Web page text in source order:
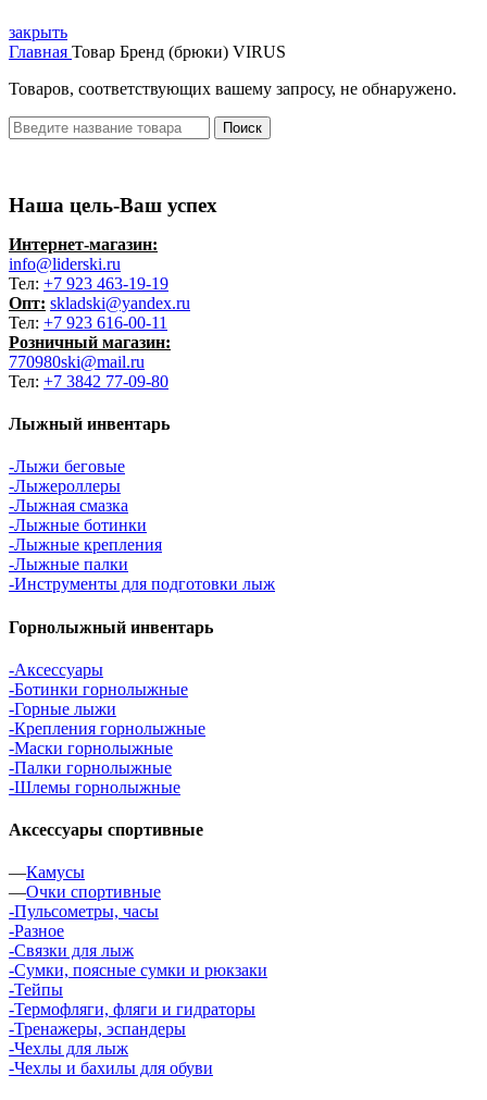
закрыть
Главная Товар Бренд (брюки) VIRUS
Товаров, соответствующих вашему запросу, не обнаружено.
Поиск
Наша цель-Ваш успех
Интернет-магазин:
info@liderski.ru
Тел: +7 923 463-19-19
Опт: skladski@yandex.ru
Тел: +7 923 616-00-11
Розничный магазин:
770980ski@mail.ru
Тел: +7 3842 77-09-80
Лыжный инвентарь
-Лыжи беговые
-Лыжероллеры
-Лыжная смазка
-Лыжные ботинки
-Лыжные крепления
-Лыжные палки
-Инструменты для подготовки лыж
Горнолыжный инвентарь
-Аксессуары
-Ботинки горнолыжные
-Горные лыжи
-Крепления горнолыжные
-Маски горнолыжные
-Палки горнолыжные
-Шлемы горнолыжные
Аксессуары спортивные
—Камусы
—Очки спортивные
-Пульсометры, часы
-Разное
-Связки для лыж
-Сумки, поясные сумки и рюкзаки
-Тейпы
-Термофляги, фляги и гидраторы
-Тренажеры, эспандеры
-Чехлы для лыж
-Чехлы и бахилы для обуви